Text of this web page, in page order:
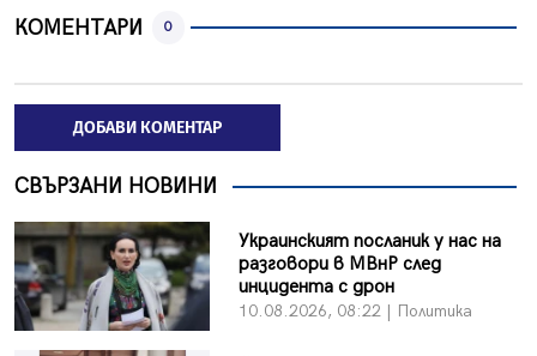
КОМЕНТАРИ 0
ДОБАВИ КОМЕНТАР
СВЪРЗАНИ НОВИНИ
Украинският посланик у нас на
разговори в МВнР след
инцидента с дрон
10.08.2026, 08:22 | Политика